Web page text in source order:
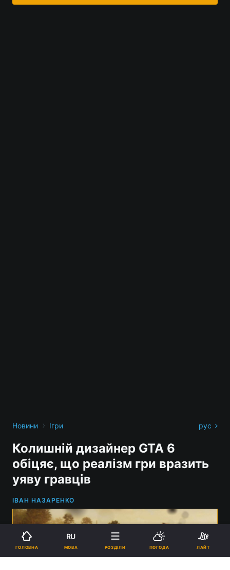
Новини › Ігри рус
Колишній дизайнер GTA 6
обіцяє, що реалізм гри вразить
уяву гравців
ІВАН НАЗАРЕНКО
ГОЛОВНА
RU
МОВА РОЗДІЛИ ПОГОДА ЛАЙТ